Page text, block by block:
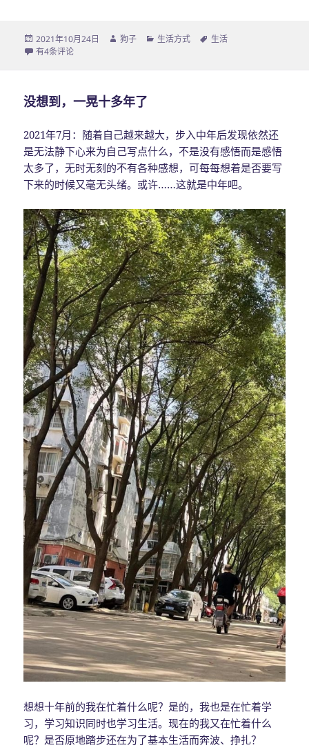
发
布
2021年10月24日
作
狗子
分
生活方式
标
生活
该不该讨厌洗碗？
有4条评论
没想到，一晃十多年了
2021年7月：随着自己越来越大，步入中年后发现依然还
是无法静下心来为自己写点什么，不是没有感悟而是感悟
太多了，无时无刻的不有各种感想，可每每想着是否要写
下来的时候又毫无头绪。或许……这就是中年吧。
想想十年前的我在忙着什么呢？是的，我也是在忙着学
习，学习知识同时也学习生活。现在的我又在忙着什么
呢？是否原地踏步还在为了基本生活而奔波、挣扎？